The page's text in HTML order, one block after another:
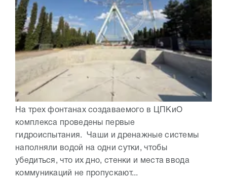
На трех фонтанах создаваемого в ЦПКиО
комплекса проведены первые
гидроиспытания. Чаши и дренажные системы
наполняли водой на одни сутки, чтобы
убедиться, что их дно, стенки и места ввода
коммуникаций не пропускают...